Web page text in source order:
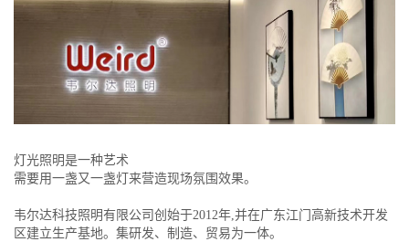
灯光照明是一种艺术
需要用一盏又一盏灯来营造现场氛围效果。
韦尔达科技照明有限公司创始于2012年,并在广东江门高新技术开发
区建立生产基地。集研发、制造、贸易为一体。